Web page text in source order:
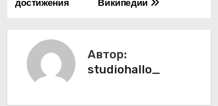
г
а
Википедии
достижения
Автор:
studiohallo_